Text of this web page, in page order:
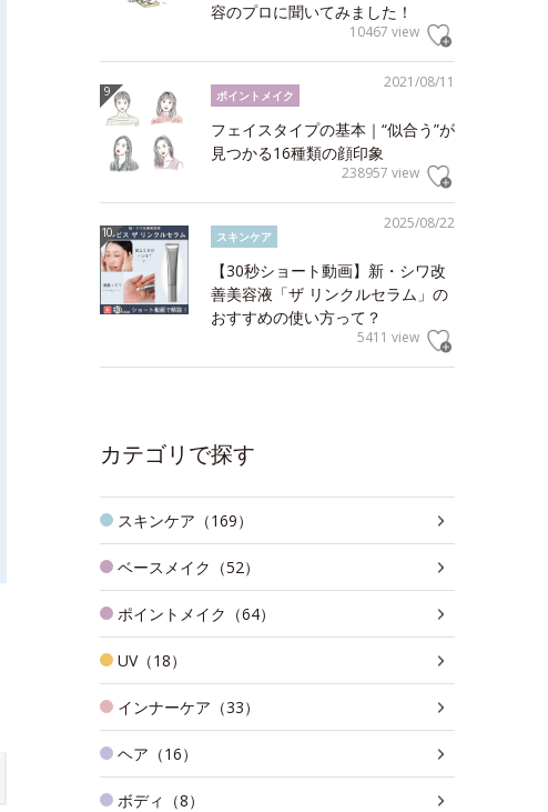
容のプロに聞いてみました！
10467 view
2021/08/11
ポイントメイク
フェイスタイプの基本｜“似合う”が
見つかる16種類の顔印象
238957 view
2025/08/22
スキンケア
【30秒ショート動画】新・シワ改
善美容液「ザ リンクルセラム」の
おすすめの使い方って？
5411 view
カテゴリで探す
スキンケア（169）
ベースメイク（52）
ポイントメイク（64）
UV（18）
インナーケア（33）
ヘア（16）
ボディ（8）